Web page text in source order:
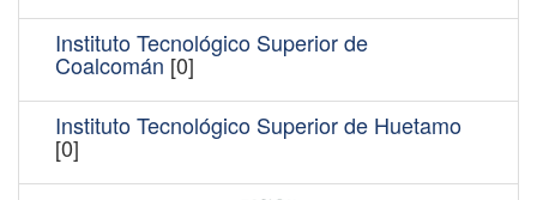
Instituto Tecnológico Superior de
Coalcomán [0]
Instituto Tecnológico Superior de Huetamo
[0]